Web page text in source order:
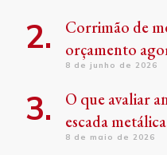
Corrimão de
orçamento
8 de junho de 2026
O que avaliar
escada
8 de maio de 2026